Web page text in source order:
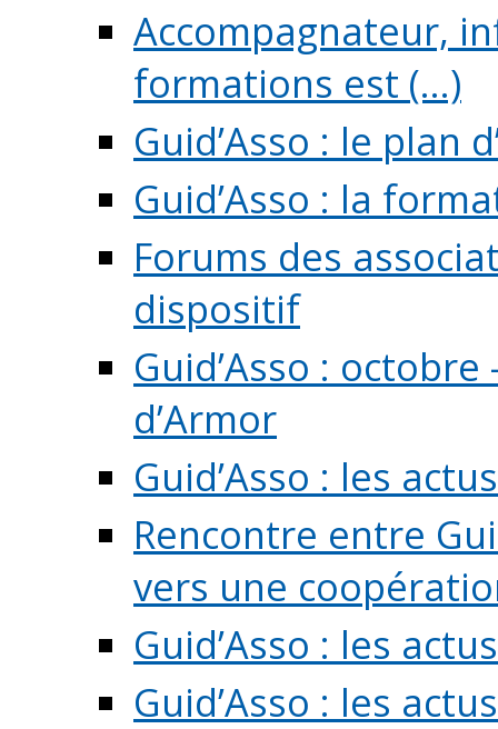
Accompagnateur,
formations est (...)
Guid’Asso : le plan
Guid’Asso : la
Forums des
dispositif
Guid’Asso :
d’Armor
Guid’Asso : les
Rencontre entre
vers une
Guid’Asso : les
Guid’Asso : les